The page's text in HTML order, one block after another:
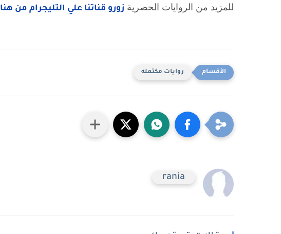
للمزيد من الروايات الحصرية زورو قناتنا علي التليجرام من هنا
روايات مكتمله
rania